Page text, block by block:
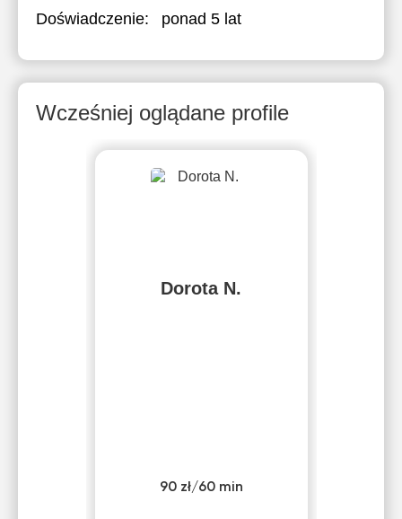
Doświadczenie: ponad 5 lat
Wcześniej oglądane profile
Dorota N.
90 zł/60 min